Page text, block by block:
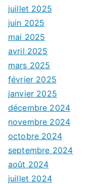
juillet 2025
juin 2025
mai 2025
avril 2025
mars 2025
février 2025
janvier 2025
décembre 2024
novembre 2024
octobre 2024
septembre 2024
août 2024
juillet 2024